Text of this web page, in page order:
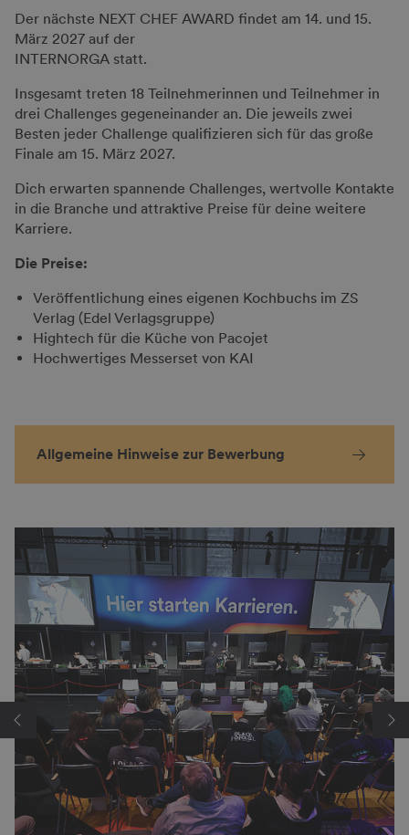
Der nächste NEXT CHEF AWARD findet am 14. und 15.
März 2027 auf der
INTERNORGA statt.
Insgesamt treten 18 Teilnehmerinnen und Teilnehmer in
drei Challenges gegeneinander an. Die jeweils zwei
Besten jeder Challenge qualifizieren sich für das große
Finale am 15. März 2027.
Dich erwarten spannende Challenges, wertvolle Kontakte
in die Branche und attraktive Preise für deine weitere
Karriere.
Die Preise:
Veröffentlichung eines eigenen Kochbuchs im ZS
Verlag (Edel Verlagsgruppe)
Hightech für die Küche von Pacojet
Hochwertiges Messerset von KAI
Allgemeine Hinweise zur Bewerbung